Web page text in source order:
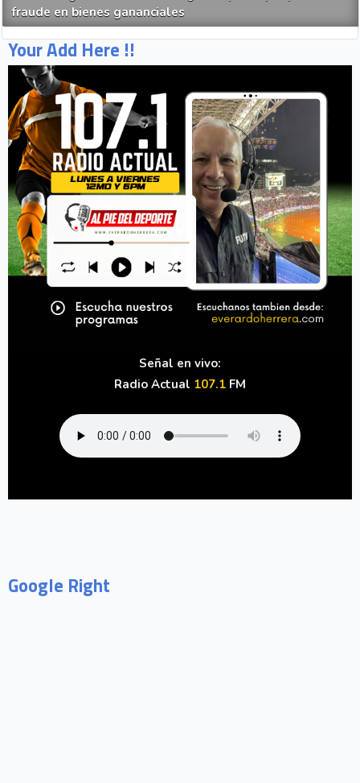
fraude en bienes gananciales
Your Add Here !!
Señal en vivo:
Radio Actual 107.1 FM
Google Right